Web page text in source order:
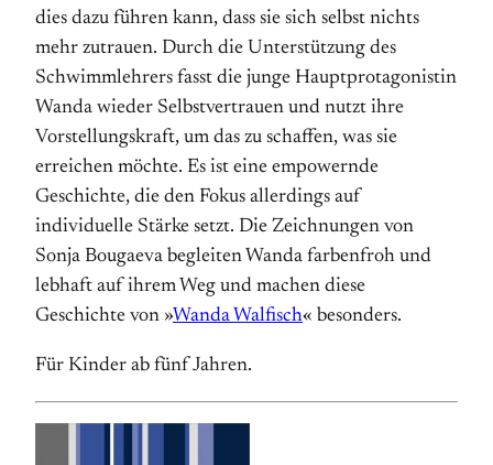
dies dazu führen kann, dass sie sich selbst nichts
mehr zutrauen. Durch die Unter­stützung des
Schwimm­­lehrers fasst die junge Haupt­protagonistin
Wanda wieder Selbst­­vertrauen und nutzt ihre
Vorstellungs­­kraft, um das zu schaffen, was sie
erreichen möchte. Es ist eine empowernde
Geschichte, die den Fokus allerdings auf
individuelle Stärke setzt. Die Zeichnungen von
Sonja Bougaeva begleiten Wanda farbenfroh und
lebhaft auf ihrem Weg und machen diese
Geschichte von »Wanda Walfisch« besonders.
Für Kinder ab fünf Jahren.